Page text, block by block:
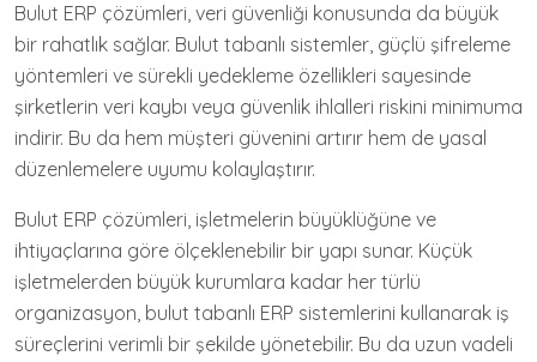
Bulut ERP çözümleri, veri güvenliği konusunda da büyük
bir rahatlık sağlar. Bulut tabanlı sistemler, güçlü şifreleme
yöntemleri ve sürekli yedekleme özellikleri sayesinde
şirketlerin veri kaybı veya güvenlik ihlalleri riskini minimuma
indirir. Bu da hem müşteri güvenini artırır hem de yasal
düzenlemelere uyumu kolaylaştırır.
Bulut ERP çözümleri, işletmelerin büyüklüğüne ve
ihtiyaçlarına göre ölçeklenebilir bir yapı sunar. Küçük
işletmelerden büyük kurumlara kadar her türlü
organizasyon, bulut tabanlı ERP sistemlerini kullanarak iş
süreçlerini verimli bir şekilde yönetebilir. Bu da uzun vadeli